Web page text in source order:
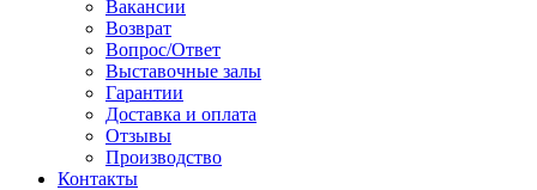
Вакансии
Возврат
Вопрос/Ответ
Выставочные залы
Гарантии
Доставка и оплата
Отзывы
Производство
Контакты